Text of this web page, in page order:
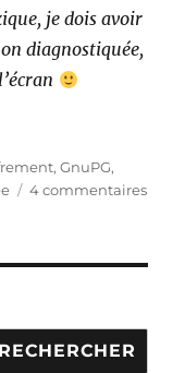
je dois avoir
diagnostiquée,
,GnuPG,
4 commentairessur
avec
RECHERCHER